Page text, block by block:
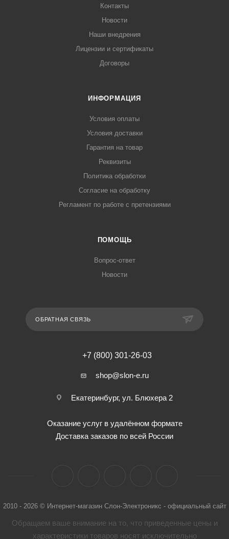
Контакты
Новости
Наши внедрения
Лицензии и сертификаты
Договоры
ИНФОРМАЦИЯ
Условия оплаты
Условия доставки
Гарантия на товар
Реквизиты
Политика обработки
Согласие на обработку
Регламент по работе с претензиями
ПОМОЩЬ
Вопрос-ответ
Новости
ОБРАТНАЯ СВЯЗЬ
+7 (800) 301-26-03
shop@slon-e.ru
Екатеринбург, ул. Блюхера 2
Оказание услуг в удалённом формате
Доставка заказов по всей России
2010 - 2026 © Интернет-магазин Слон-Электроникс - официальный сайт
Обращаем ваше внимание на то, что приведенные цены и
характеристики товaров носят исключительно